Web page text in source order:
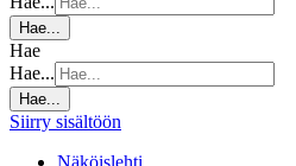
Hae...
Hae
Hae...
Hae...
Siirry sisältöön
Näköislehti